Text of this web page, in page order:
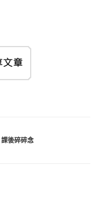
課後碎碎念